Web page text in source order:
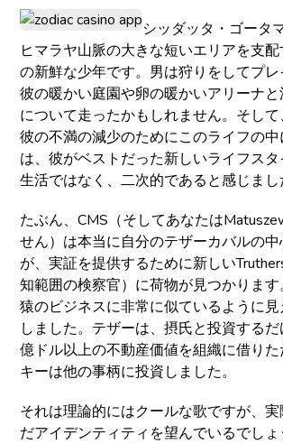
シッダッタ・ゴータ
ヒマラヤ山脈の大きな短いエリアを支
の新鮮な少年です。男は狩りをしてプ
彼の暖かい庭園や卵の暖かいアリーナ
について走ったかもしれません。そして
彼の不満の減少のためにこのライフの
は、彼がベストだった新しいライフス
生活ではなく、二次的であると感じまし
たぶん、CMS（そしてあなたは
せん）は本当に自分のテザーカバルの
が、実証を提供するために新しい
知範囲の検察官）に荷物が見つかりま
猿のビジネスに非常に似ているように
しました。テザーは、摂氏と投資する
億ドル以上の不動産価値を組織に借り
キーは他の事柄に投資しました。
それは理論的にはクールな歌ですが、
だアイデンティティを望んでいるでし